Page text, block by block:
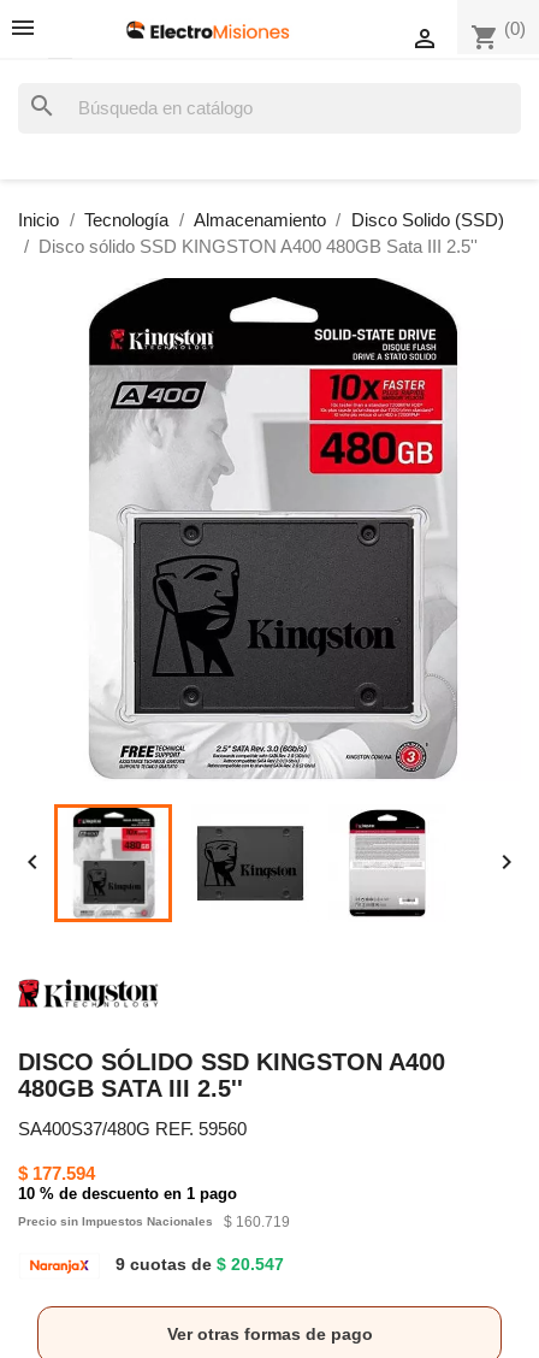
shopping_cart (0)

search
Inicio Tecnología Almacenamiento
Disco Solido (SSD)
Disco sólido SSD KINGSTON A400 480GB Sata III 2.5''
 
DISCO SÓLIDO SSD KINGSTON A400
480GB SATA III 2.5''
SA400S37/480G REF. 59560
$ 177.594
10 % de descuento en 1 pago
Precio sin Impuestos Nacionales $ 160.719
9 cuotas de $ 20.547
Ver otras formas de pago